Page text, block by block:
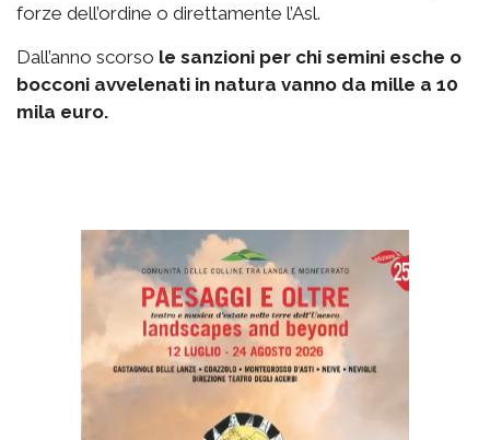
forze dell’ordine o direttamente l’Asl.
Dall’anno scorso le sanzioni per chi semini esche o
bocconi avvelenati in natura vanno da mille a 10
mila euro.